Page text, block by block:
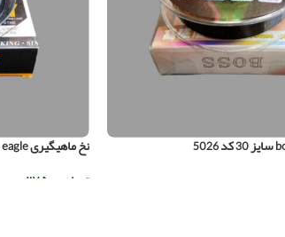
نخ ماهیگیری eagle سایز30 کد 5039
تومان
۲۷۵.۰۰۰